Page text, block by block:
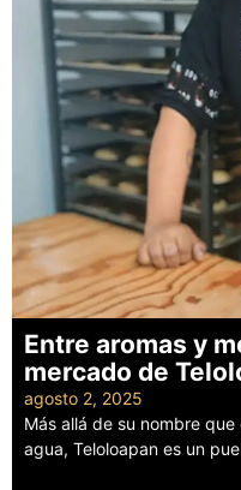
Entre aromas y
mercado de
agosto 2, 2025
Más allá de su nombre
agua, Teloloapan es un